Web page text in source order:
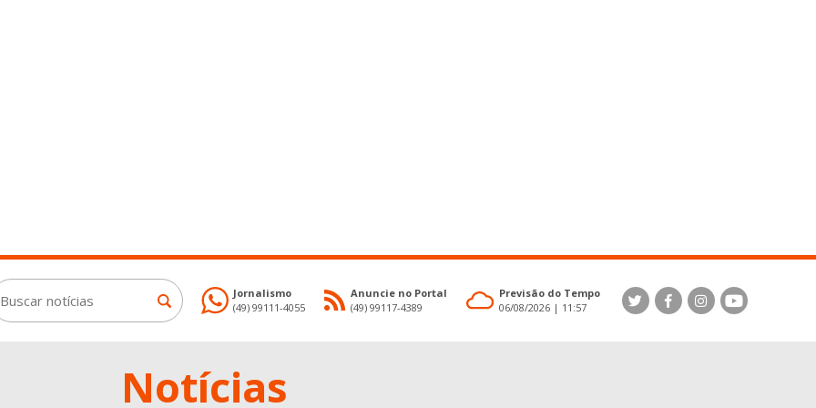
Jornalismo
(49) 99111-4055
Anuncie no Portal
(49) 99117-4389
Previsão do Tempo
06/08/2026 | 11:57
Notícias